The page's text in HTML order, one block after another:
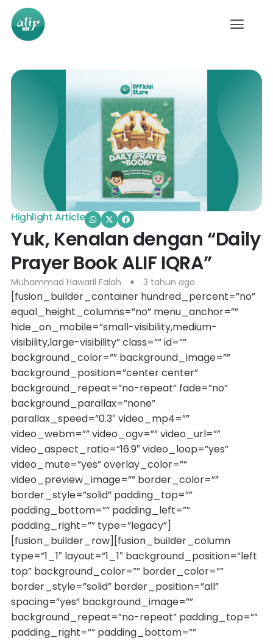
Highlight Article
Yuk, Kenalan dengan “Daily
Prayer Book ALIF IQRA”
Muhammad Hawaril Falah 3 tahun ago
[fusion_builder_container hundred_percent=”no”
equal_height_columns=”no” menu_anchor=””
hide_on_mobile=”small-visibility,medium-
visibility,large-visibility” class=”” id=””
background_color=”” background_image=””
background_position=”center center”
background_repeat=”no-repeat” fade=”no”
background_parallax=”none”
parallax_speed=”0.3″ video_mp4=””
video_webm=”” video_ogv=”” video_url=””
video_aspect_ratio=”16:9″ video_loop=”yes”
video_mute=”yes” overlay_color=””
video_preview_image=”” border_color=””
border_style=”solid” padding_top=””
padding_bottom=”” padding_left=””
padding_right=”” type=”legacy”]
[fusion_builder_row][fusion_builder_column
type=”1_1″ layout=”1_1″ background_position=”left
top” background_color=”” border_color=””
border_style=”solid” border_position=”all”
spacing=”yes” background_image=””
background_repeat=”no-repeat” padding_top=””
padding_right=”” padding_bottom=””